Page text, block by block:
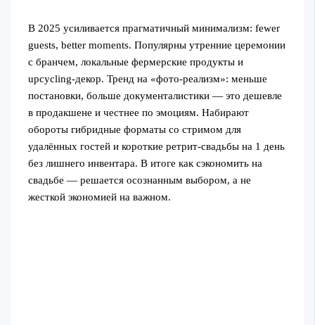
В 2025 усиливается прагматичный минимализм: fewer
guests, better moments. Популярны утренние церемонии
с бранчем, локальные фермерские продукты и
upcycling-декор. Тренд на «фото-реализм»: меньше
постановки, больше документалистики — это дешевле
в продакшене и честнее по эмоциям. Набирают
обороты гибридные форматы со стримом для
удалённых гостей и короткие ретрит-свадьбы на 1 день
без лишнего инвентара. В итоге как сэкономить на
свадьбе — решается осознанным выбором, а не
жесткой экономией на важном.